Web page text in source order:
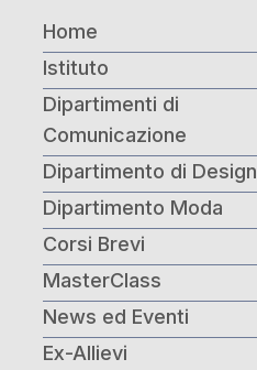
Home
Istituto
Dipartimenti di
Comunicazione
Dipartimento di Design
Dipartimento Moda
Corsi Brevi
MasterClass
News ed Eventi
Ex-Allievi